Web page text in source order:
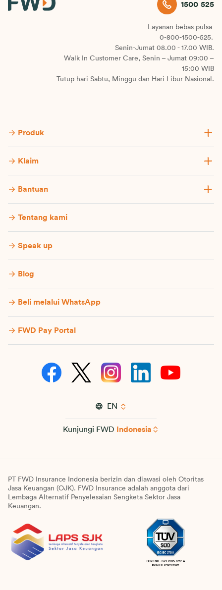
1500 525
Layanan bebas pulsa
0-800-1500-525.
Senin-Jumat 08.00 - 17.00 WIB.
Walk In Customer Care, Senin – Jumat 09:00 –
15:00 WIB
Tutup hari Sabtu, Minggu dan Hari Libur Nasional.
Produk
Klaim
Bantuan
Tentang kami
Speak up
Blog
Beli melalui WhatsApp
FWD Pay Portal
EN
Kunjungi FWD Indonesia
PT FWD Insurance Indonesia berizin dan diawasi oleh Otoritas
Jasa Keuangan (OJK). FWD Insurance adalah anggota dari
Lembaga Alternatif Penyelesaian Sengketa Sektor Jasa
Keuangan.